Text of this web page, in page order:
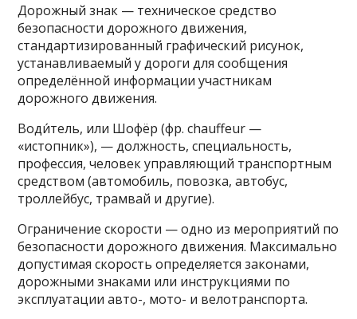
Дорожный знак — техническое средство
безопасности дорожного движения,
стандартизированный графический рисунок,
устанавливаемый у дороги для сообщения
определённой информации участникам
дорожного движения.
Води́тель, или Шофёр (фр. chauffeur —
«истопник»), — должность, специальность,
профессия, человек управляющий транспортным
средством (автомобиль, повозка, автобус,
троллейбус, трамвай и другие).
Ограничение скорости — одно из мероприятий по
безопасности дорожного движения. Максимально
допустимая скорость определяется законами,
дорожными знаками или инструкциями по
эксплуатации авто-, мото- и велотранспорта.